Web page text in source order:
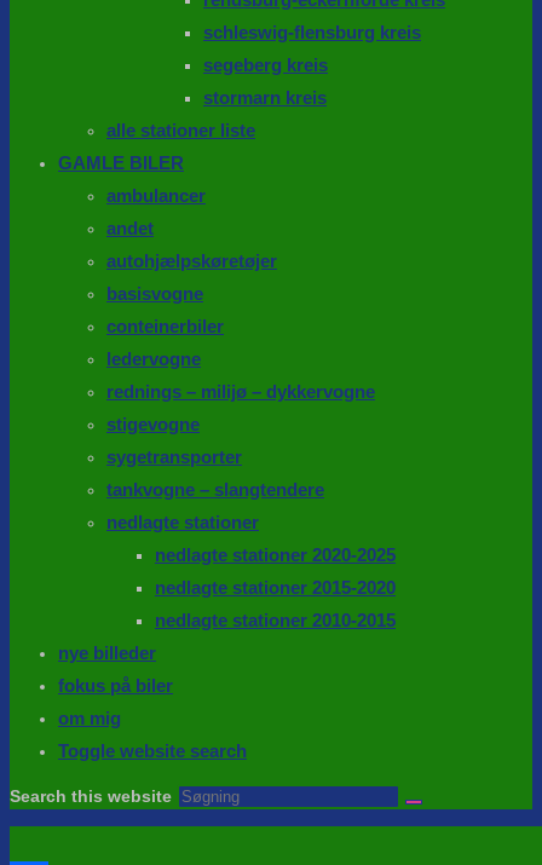
schleswig-flensburg kreis
segeberg kreis
stormarn kreis
alle stationer liste
GAMLE BILER
ambulancer
andet
autohjælpskøretøjer
basisvogne
conteinerbiler
ledervogne
rednings – milijø – dykkervogne
stigevogne
sygetransporter
tankvogne – slangtendere
nedlagte stationer
nedlagte stationer 2020-2025
nedlagte stationer 2015-2020
nedlagte stationer 2010-2015
nye billeder
fokus på biler
om mig
Toggle website search
Search this website